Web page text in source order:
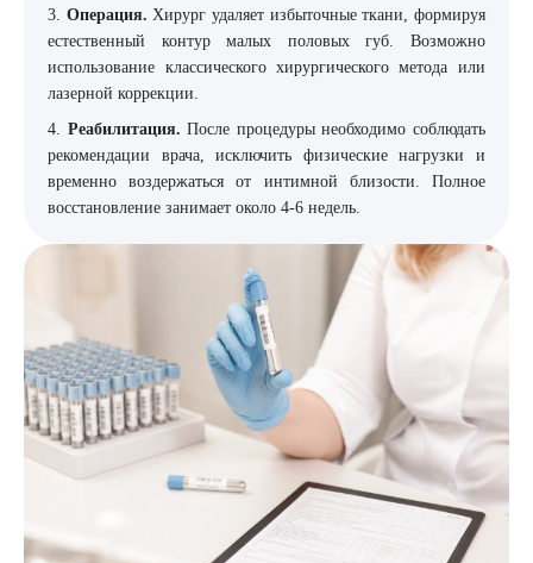
3. Операция. Хирург удаляет избыточные ткани, формируя
естественный контур малых половых губ. Возможно
использование классического хирургического метода или
лазерной коррекции.
4. Реабилитация. После процедуры необходимо соблюдать
рекомендации врача, исключить физические нагрузки и
временно воздержаться от интимной близости. Полное
восстановление занимает около 4-6 недель.